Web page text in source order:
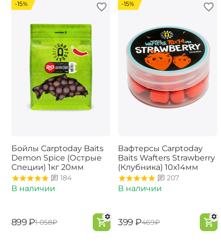
-15%
Бойлы Carptoday Baits
Demon Spice (Острые
Специи) 1кг 20мм
184
В наличии
‍899‍ ₽‍1 058‍₽
-15%
Вафтерсы Carptoday
Baits Wafters Strawberry
(Клубника) 10х14мм
207
В наличии
‍399‍ ₽‍469‍₽